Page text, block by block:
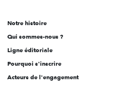
l'engagement
Notre histoire
Qui sommes-nous ?
Ligne éditoriale
Pourquoi s'inscrire
Acteurs de l'engagement